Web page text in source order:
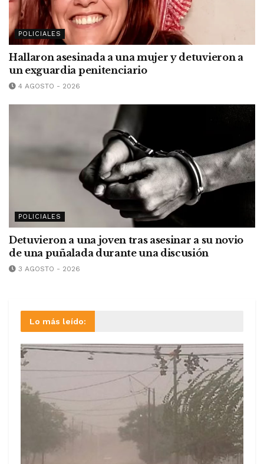
POLICIALES
Hallaron asesinada a una mujer y detuvieron a
un exguardia penitenciario
4 AGOSTO - 2026
POLICIALES
Detuvieron a una joven tras asesinar a su novio
de una puñalada durante una discusión
3 AGOSTO - 2026
Lo más leído: